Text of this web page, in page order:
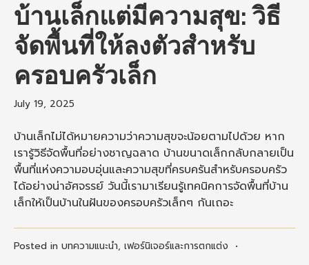
บ้านเล็กแต่มีความสุข: วิธี
จัดพื้นที่ให้ลงตัวสำหรับ
ครอบครัวเล็ก
July 19, 2025
บ้านเล็กไม่ได้หมายความว่าความสุขจะน้อยตามไปด้วย หาก
เรารู้วิธีจัดพื้นที่อย่างชาญฉลาด บ้านขนาดเล็กกลับกลายเป็น
พื้นที่แห่งความอบอุ่นและความสุขที่ครบครันสำหรับครอบครัว
ได้อย่างน่าอัศจรรย์ วันนี้เรามาเรียนรู้เทคนิคการจัดพื้นที่บ้าน
เล็กให้เป็นบ้านในฝันของครอบครัวเล็กๆ กันเถอะ
Posted in บทความแนะนำ, เฟอร์นิเจอร์และการตกแต่ง •